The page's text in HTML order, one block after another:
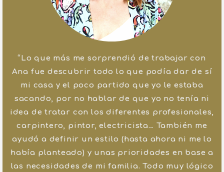
“Lo que más me sorprendió de trabajar con
Ana fue descubrir todo lo que podía dar de sí
mi casa y el poco partido que yo le estaba
sacando, por no hablar de que yo no tenía ni
idea de tratar con los diferentes profesionales,
carpintero, pintor, electricista… También me
ayudó a definir un estilo (hasta ahora ni me lo
había planteado) y unas prioridades en base a
las necesidades de mi familia. Todo muy lógico